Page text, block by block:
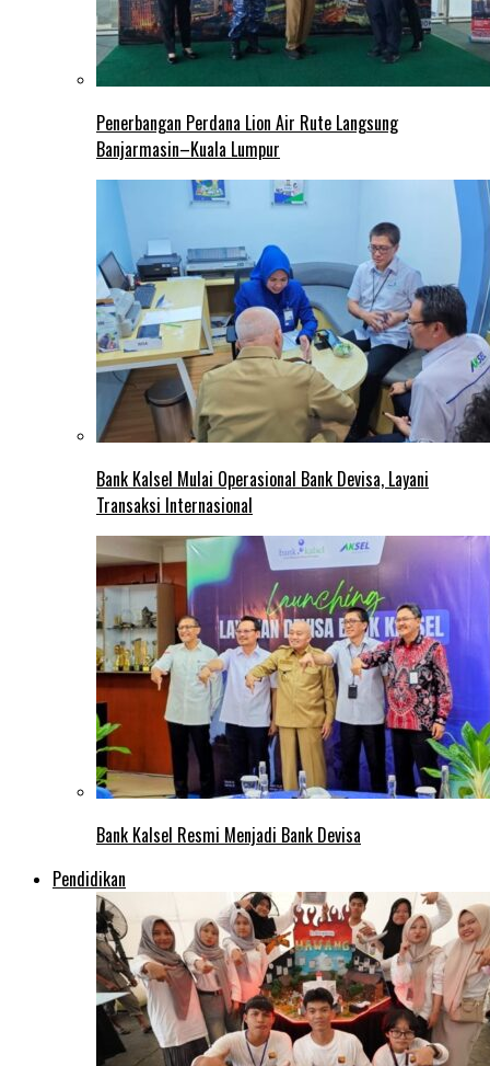
Penerbangan Perdana Lion Air Rute Langsung
Banjarmasin–Kuala Lumpur
Bank Kalsel Mulai Operasional Bank Devisa, Layani
Transaksi Internasional
Bank Kalsel Resmi Menjadi Bank Devisa
Pendidikan